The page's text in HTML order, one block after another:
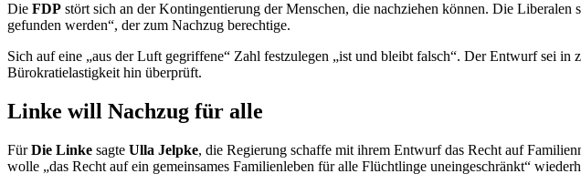
Die FDP stört sich an der Kontingentierung der Menschen, die nachziehen können. Die Liberalen
gefunden werden“, der zum Nachzug berechtige.
Sich auf eine „aus der Luft gegriffene“ Zahl festzulegen „ist und bleibt falsch“. Der Entwurf sei
Bürokratielastigkeit hin überprüft.
Linke will Nachzug für alle
FürDie Linke sagte Ulla Jelpke, die Regierung schaffe mit ihrem Entwurf das Recht auf
wolle „das Recht auf ein gemeinsames Familienleben für alle Flüchtlinge uneingeschränkt“